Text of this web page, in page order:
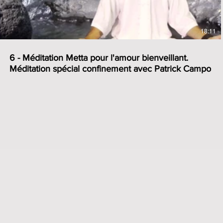
de méditant. Elle vous offrira un outil toujours disponible pour
couper court au stress, à l’agitation, à l’angoisse légère mais
pesante, etc...
18:11
6 - Méditation Metta pour l'amour bienveillant.
Méditation spécial confinement avec Patrick Campo